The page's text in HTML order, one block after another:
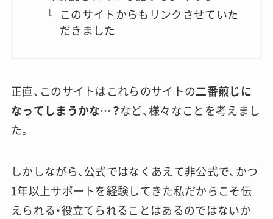
このサイトからもリンクさせていた
だきました
正直、このサイトはこれらのサイトの二番煎じに
なってしまうかな…？など、様々なことを考えまし
た。
しかしながら、公式ではなくあえて非公式で、かつ
1年以上サポートを経験してきた私だからこそ伝
えられる・役立てられることはあるのではないか